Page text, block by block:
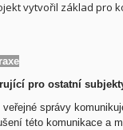
vytvořil základ pro
pro ostatní
správy
této komunikace a